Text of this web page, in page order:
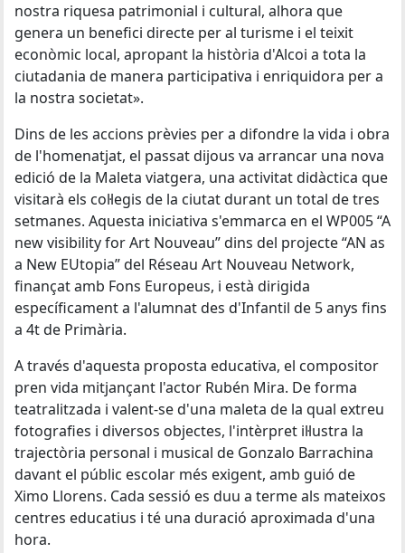
nostra riquesa patrimonial i cultural, alhora que
genera un benefici directe per al turisme i el teixit
econòmic local, apropant la història d'Alcoi a tota la
ciutadania de manera participativa i enriquidora per a
la nostra societat».
Dins de les accions prèvies per a difondre la vida i obra
de l'homenatjat, el passat dijous va arrancar una nova
edició de la Maleta viatgera, una activitat didàctica que
visitarà els col·legis de la ciutat durant un total de tres
setmanes. Aquesta iniciativa s'emmarca en el WP005 “A
new visibility for Art Nouveau” dins del projecte “AN as
a New EUtopia” del Réseau Art Nouveau Network,
finançat amb Fons Europeus, i està dirigida
específicament a l'alumnat des d'Infantil de 5 anys fins
a 4t de Primària.
A través d'aquesta proposta educativa, el compositor
pren vida mitjançant l'actor Rubén Mira. De forma
teatralitzada i valent-se d'una maleta de la qual extreu
fotografies i diversos objectes, l'intèrpret il·lustra la
trajectòria personal i musical de Gonzalo Barrachina
davant el públic escolar més exigent, amb guió de
Ximo Llorens. Cada sessió es duu a terme als mateixos
centres educatius i té una duració aproximada d'una
hora.